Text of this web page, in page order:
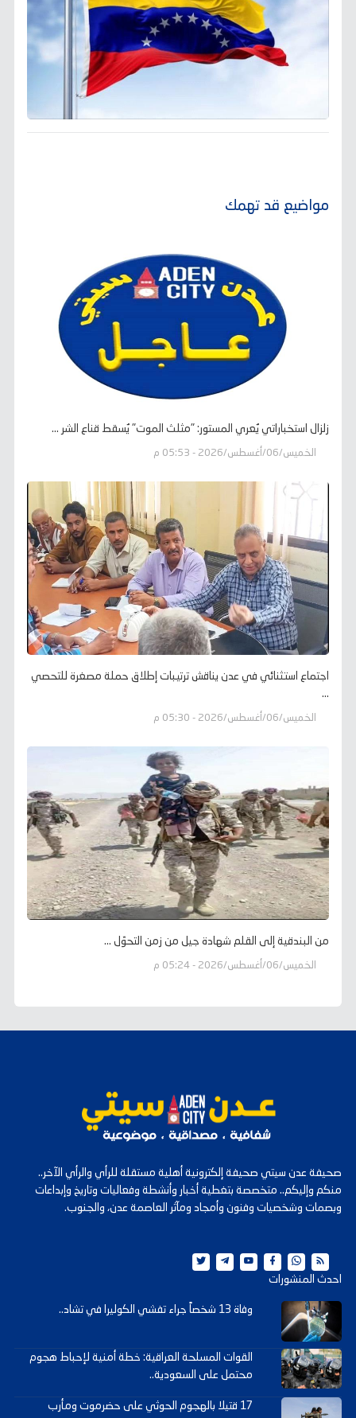
مواضيع قد تهمك
زلزال استخباراتي يُعري المستور: "مثلث الموت" يُسقط قناع الشر ...
الخميس/06/أغسطس/2026 - 05:53 م
اجتماع استثنائي في عدن يناقش ترتيبات إطلاق حملة مصغرة للتحصي
...
الخميس/06/أغسطس/2026 - 05:30 م
من البندقية إلى القلم شهادة جيل من زمن التحوّل ...
الخميس/06/أغسطس/2026 - 05:24 م
صحيفة عدن سيتي صحيفة إلكترونية أهلية مستقلة للرأي والرأي الآخر..
منكم وإليكم.. متخصصة بتغطية أخبار وأنشطة وفعاليات وتاريخ وإبداعات
وبصمات وشخصيات وفنون وأمجاد ومآثر العاصمة عدن، والجنوب.
احدث المنشورات
وفاة 13 شخصاً جراء تفشي الكوليرا في تشاد..
القوات المسلحة العراقية: خطة أمنية لإحباط هجوم
محتمل على السعودية..
17 قتيلا بالهجوم الحوثي على حضرموت ومأرب